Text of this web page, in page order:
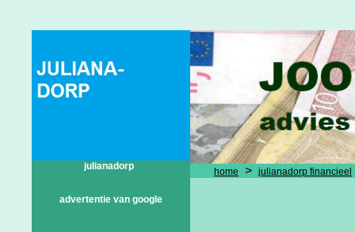
julianadorp
advertentie van google
home > julianadorp financieel